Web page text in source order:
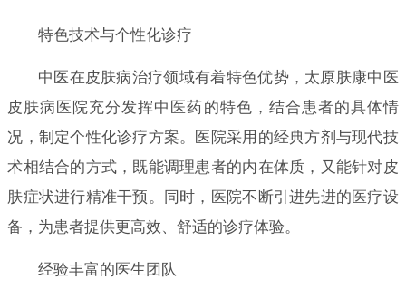
特色技术与个性化诊疗
中医在皮肤病治疗领域有着特色优势，太原肤康中医
皮肤病医院充分发挥中医药的特色，结合患者的具体情
况，制定个性化诊疗方案。医院采用的经典方剂与现代技
术相结合的方式，既能调理患者的内在体质，又能针对皮
肤症状进行精准干预。同时，医院不断引进先进的医疗设
备，为患者提供更高效、舒适的诊疗体验。
经验丰富的医生团队